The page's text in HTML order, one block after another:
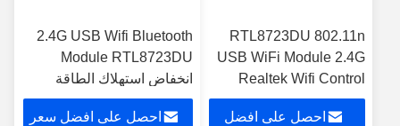
RTL8723DU 802.11n
USB WiFi Module 2.4G
Realtek Wifi Control
Module
احصل على افضل
2.4G USB Wifi Bluetooth
Module RTL8723DU
انخفاض استهلاك الطاقة
لمكبر الصوت اللاسلكي
احصل على افضل سعر